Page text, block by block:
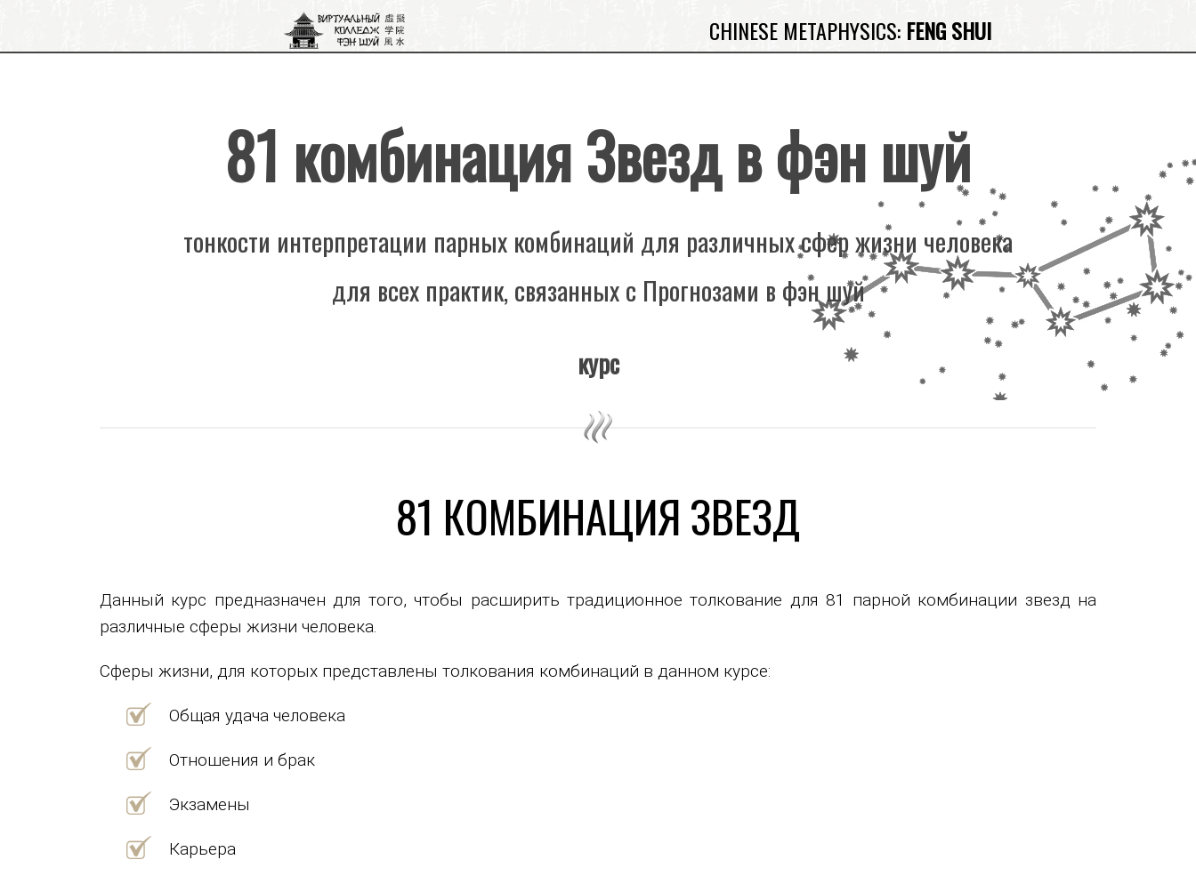
CHINESE METAPHYSICS: FENG SHUI
81 комбинация Звезд в фэн шуй
тонкости интерпретации парных комбинаций для различных сфер жизни человека
для всех практик, связанных с Прогнозами в фэн шуй
курс
81 КОМБИНАЦИЯ ЗВЕЗД
Данный курс предназначен для того, чтобы расширить традиционное толкование для 81 парной комбинации звезд на
различные сферы жизни человека.
Сферы жизни, для которых представлены толкования комбинаций в данном курсе:
Общая удача человека
Отношения и брак
Экзамены
Карьера